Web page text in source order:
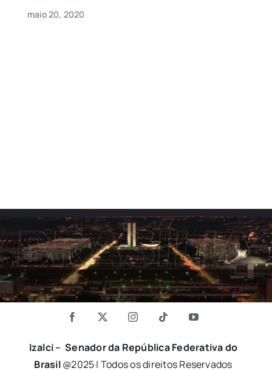
maio 20, 2020
Izalci – Senador da República Federativa do
Brasil@2025 | Todos os direitos Reservados